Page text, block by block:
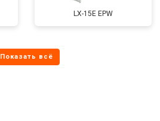
LX-15E EPW